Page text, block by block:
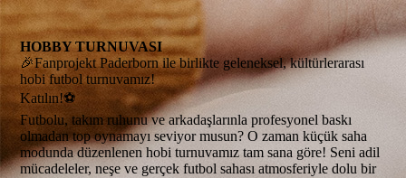
HOBBY TURNUVASI
🎉Fanprojekt Paderborn ile birlikte geleneksel, kültürlerarası
hobi futbol turnuvamız!
Katılın!⚽
Futbolu, takım ruhunu ve arkadaşlarınla profesyonel baskı
olmadan top oynamayı seviyor musun? O zaman küçük saha
modunda düzenlenen hobi turnuvamız tam sana göre! Seni adil
mücadeleler, neşe ve gerçek futbol sahası atmosferiyle dolu bir